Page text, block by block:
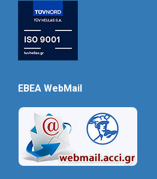
EBEA WebMail